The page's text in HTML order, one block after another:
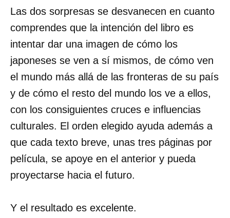
Las dos sorpresas se desvanecen en cuanto
comprendes que la intención del libro es
intentar dar una imagen de cómo los
japoneses se ven a sí mismos, de cómo ven
el mundo más allá de las fronteras de su país
y de cómo el resto del mundo los ve a ellos,
con los consiguientes cruces e influencias
culturales. El orden elegido ayuda además a
que cada texto breve, unas tres páginas por
película, se apoye en el anterior y pueda
proyectarse hacia el futuro.
Y el resultado es excelente.